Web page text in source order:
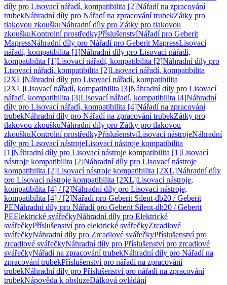
díly pro Lisovací nářadí, kompatibilita [2]Nářadí na zpracování
trubekNáhradní díly pro Nářadí na zpracování trubekZátky pro
tlakovou zkouškuNáhradní díly pro Zátky pro tlakovou
zkouškuKontrolní prostředkyPříslušenstvíNářadí pro Geberit
MapressNáhradní díly pro Nářadí pro Geberit MapressLisovací
nářadí, kompatibilita [1]Náhradní díly pro Lisovací nářadí,
kompatibilita [1]Lisovací nářadí, kompatibilita [2]Náhradní díly pro
Lisovací nářadí, kompatibilita [2]Lisovací nářadí, kompatibilita
[2XL]Náhradní díly pro Lisovací nářadí, kompatibilita
[2XL]Lisovací nářadí, kompatibilita [3]Náhradní díly pro Lisovací
nářadí, kompatibilita [3]Lisovací nářadí, kompatibilita [4]Náhradní
díly pro Lisovací nářadí, kompatibilita [4]Nářadí na zpracování
trubekNáhradní díly pro Nářadí na zpracování trubekZátky pro
tlakovou zkouškuNáhradní díly pro Zátky pro tlakovou
zkouškuKontrolní prostředkyPříslušenstvíLisovací nástrojeNáhradní
díly pro Lisovací nástrojeLisovací nástroje kompatibilita
[1]Náhradní díly pro Lisovací nástroje kompatibilita [1]Lisovací
nástroje kompatibilita [2]Náhradní díly pro Lisovací nástroje
kompatibilita [2]Lisovací nástroje kompatibilita [2XL]Náhradní díly
pro Lisovací nástroje kompatibilita [2XL]Lisovací nástroje,
kompatibilita [4] / [2]Náhradní díly pro Lisovací nástroje,
kompatibilita [4] / [2]Nářadí pro Geberit Silent-db20 / Geberit
PENáhradní díly pro Nářadí pro Geberit Silent-db20 / Geberit
PEElektrické svářečkyNáhradní díly pro Elektrické
svářečkyPříslušenství pro elektrické svářečkyZrcadlové
svářečkyNáhradní díly pro Zrcadlové svářečkyPříslušenství pro
zrcadlové svářečkyNáhradní díly pro Příslušenství pro zrcadlové
svářečkyNářadí na zpracování trubekNáhradní díly pro Nářadí na
zpracování trubekPříslušenství pro nářadí na zpracování
trubekNáhradní díly pro Příslušenství pro nářadí na zpracování
trubekNápověda k obsluzeDálková ovládání